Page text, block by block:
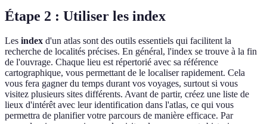
Étape 2 : Utiliser les index
Les index d'un atlas sont des outils essentiels qui facilitent la
recherche de localités précises. En général, l'index se trouve à la fin
de l'ouvrage. Chaque lieu est répertorié avec sa référence
cartographique, vous permettant de le localiser rapidement. Cela
vous fera gagner du temps durant vos voyages, surtout si vous
visitez plusieurs sites différents. Avant de partir, créez une liste de
lieux d'intérêt avec leur identification dans l'atlas, ce qui vous
permettra de planifier votre parcours de manière efficace. Par